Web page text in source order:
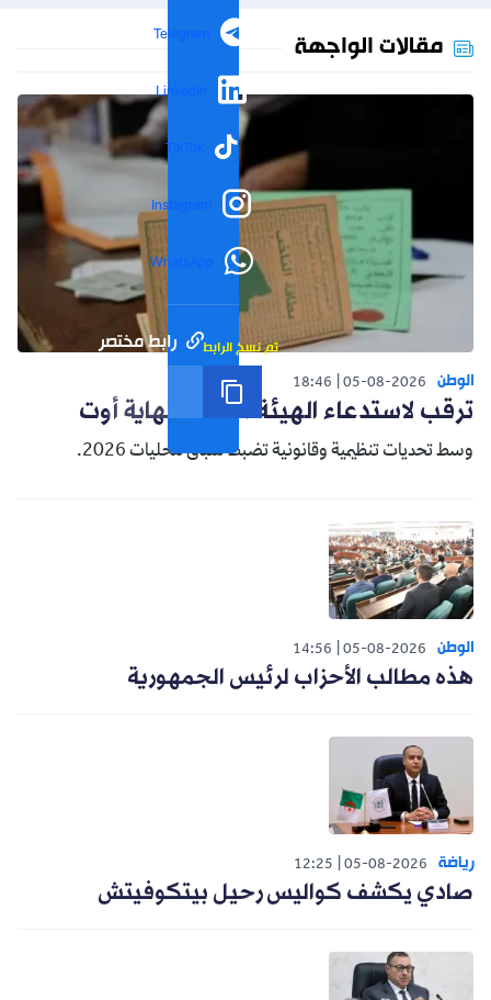
Telegram
LinkedIn
TikTok
Instagram
WhatsApp
رابط مختصر تم نسخ الرابط
مقالات الواجهة
الوطن 05-08-2026
18:46
ترقب لاستدعاء الهيئة الناخبة نهاية أوت
وسط تحديات تنظيمية وقانونية تضبط سباق محليات 2026.
الوطن 05-08-2026
14:56
هذه مطالب الأحزاب لرئيس الجمهورية
رياضة 05-08-2026
12:25
صادي يكشف كواليس رحيل بيتكوفيتش